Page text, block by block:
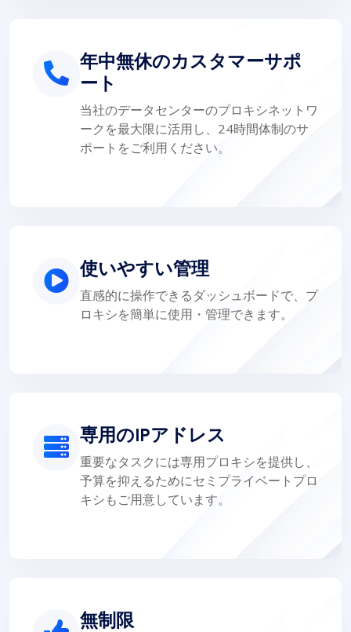
年中無休のカスタマーサポ
ート
当社のデータセンターのプロキシネットワ
ークを最大限に活用し、24時間体制のサ
ポートをご利用ください。
使いやすい管理
直感的に操作できるダッシュボードで、プ
ロキシを簡単に使用・管理できます。
専用のIPアドレス
重要なタスクには専用プロキシを提供し、
予算を抑えるためにセミプライベートプロ
キシもご用意しています。
無制限